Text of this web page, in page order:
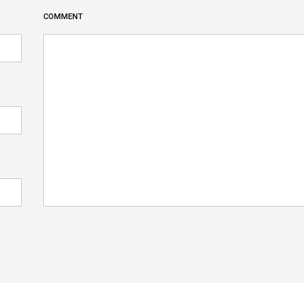
COMMENT